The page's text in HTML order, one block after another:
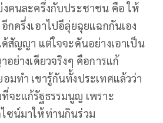
คนละครึ่งกับประชาชน คือ ให้
กครึ่งเอาไปอีลุ่ยฉุยแฉกกันเอง
สัญญา แต่ใจจะดันอย่างเอาเป็น
ย่างเดียวจริงๆ คือการแก้
มทำ เขารู้กันทั้งประเทศแล้วว่า
จะแก้รัฐธรรมนูญ เพราะ
ซน์มาให้ท่านกินร่วม